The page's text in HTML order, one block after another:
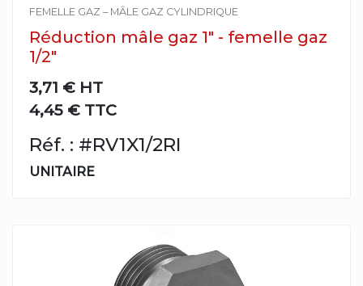
FEMELLE GAZ – MÂLE GAZ CYLINDRIQUE
Réduction mâle gaz 1" - femelle gaz
1/2"
3,71 € HT
4,45 € TTC
Réf. : #RV1X1/2RI
UNITAIRE